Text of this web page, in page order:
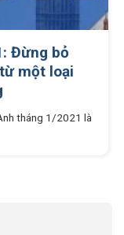
Đừng bỏ
một loại
tháng 1/2021 là